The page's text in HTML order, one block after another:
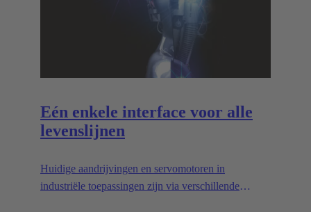
Eén enkele interface voor alle
levenslijnen
Huidige aandrijvingen en servomotoren in
industriële toepassingen zijn via verschillende